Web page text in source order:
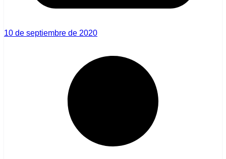
10 de septiembre de 2020